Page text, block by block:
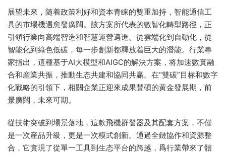
展望未來，随着政策利好和資本青睐的雙重加持，智能通信工
具的市場機遇愈發廣闊。該方案所代表的數智化轉型路徑，正
引領行業向高端智造和智慧運營邁進。從雲端化到自動化，從
智能化到綠色低碳，每一步創新都釋放着巨大的潛能。行業專
家指出，這種基于AI大模型和AIGC的解決方案，将加速數實融
合和産業共振，推動生态共建和協同共赢。在“雙碳”目标和數字
化戰略的引領下，相關企業正迎來成果豐碩的黃金發展期，前
景廣闊，未來可期。
從技術突破到場景落地，這款飛機群發器及其配套方案，不僅
是一次産品升級，更是一次模式創新。通過全鏈協作和資源整
合，它實現了從單一工具到生态平台的跨越，爲行業帶來了體